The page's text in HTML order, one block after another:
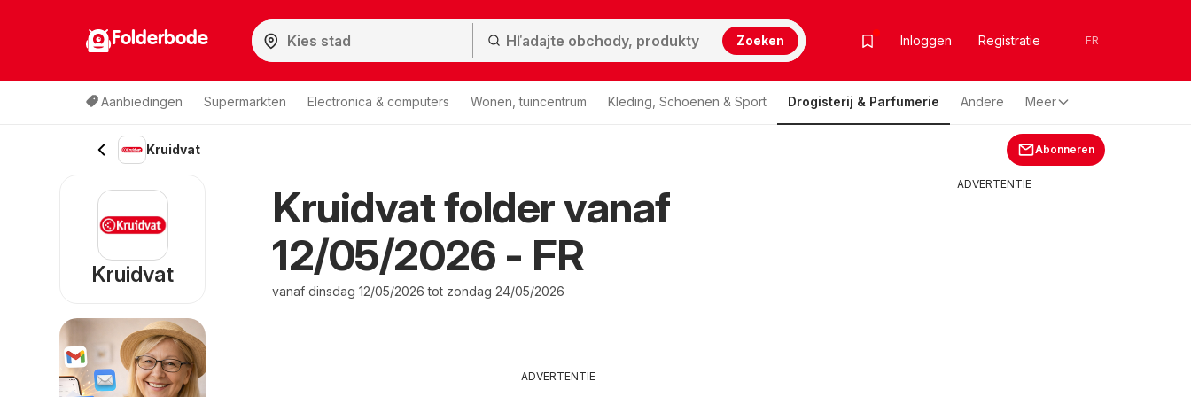
Folderbode Zoeken Inloggen Registratie FR
Aanbiedingen Supermarkten Electronica & computers Wonen, tuincentrum Kleding, Schoenen & Sport Drogisterij & Parfumerie Andere Meer
Kruidvat Abonneren
Kruidvat folder vanaf
12/05/2026 - FR
vanaf dinsdag 12/05/2026 tot zondag 24/05/2026
ADVERTENTIE
Kruidvat
ADVERTENTIE